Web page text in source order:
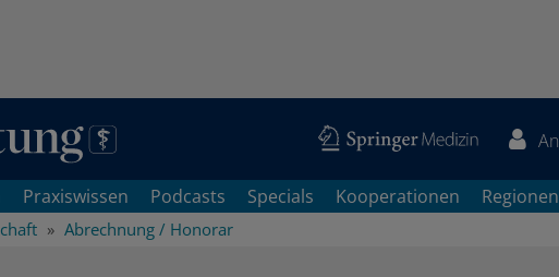
Praxiswissen Podcasts Specials Kooperationen Regionen
Abrechnung / Honorar